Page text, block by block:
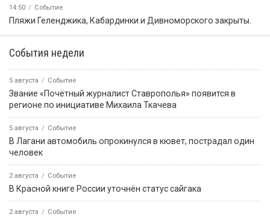
14:50 Событие
️Пляжи Геленджика, Кабардинки и Дивноморского закрыты.
События недели
5 августа Событие
Звание «Почётный журналист Ставрополья» появится в
регионе по инициативе Михаила Ткачева
5 августа Событие
В Лагани автомобиль опрокинулся в кювет, пострадал один
человек
2 августа Событие
В Красной книге России уточнён статус сайгака
2 августа Событие